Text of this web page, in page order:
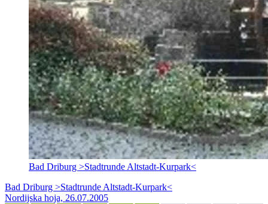
Bad Driburg >Stadtrunde Altstadt-Kurpark<
Bad Driburg >Stadtrunde Altstadt-Kurpark<
Nordijska hoja, 26.07.2005